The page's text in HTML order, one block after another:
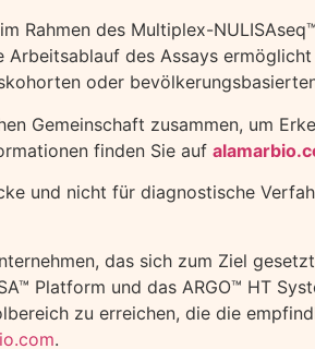
Rahmen des Multiplex-
des Assays
oder
Gemeinschaft zusammen, um
finden Sie auf
und nicht für diagnostische
das sich zum Ziel
Platform und das ARGO™ HT
zu erreichen, die die
.